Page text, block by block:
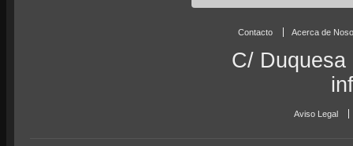
Contacto Acerca de
C/ Duquesa
Aviso Legal